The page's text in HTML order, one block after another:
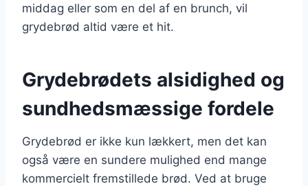
middag eller som en del af en brunch, vil
grydebrød altid være et hit.
Grydebrødets alsidighed og
sundhedsmæssige fordele
Grydebrød er ikke kun lækkert, men det kan
også være en sundere mulighed end mange
kommercielt fremstillede brød. Ved at bruge